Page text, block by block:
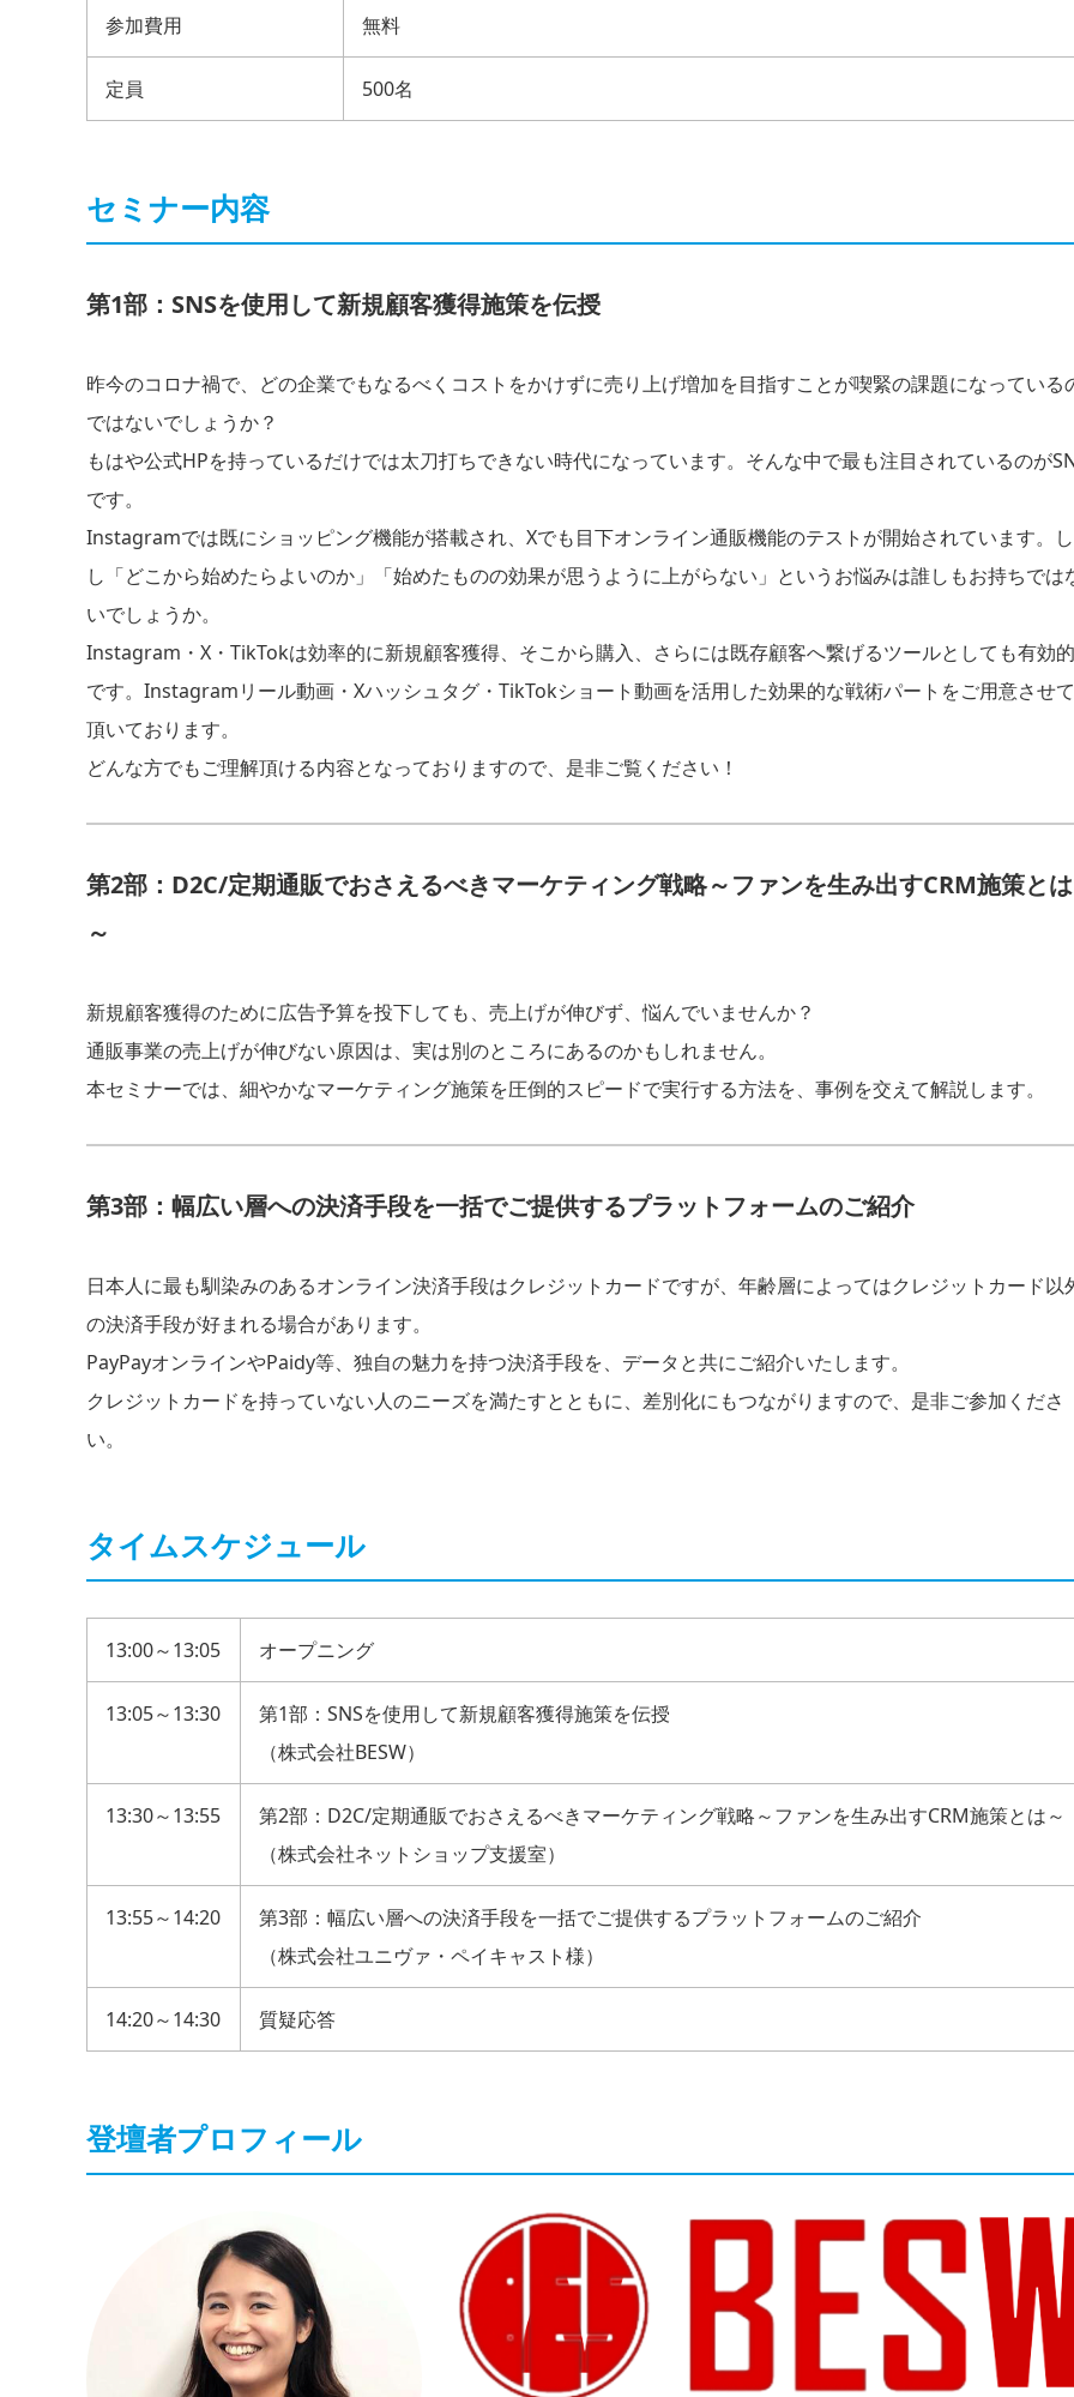
参加費用 無料
定員 500名
セミナー内容
第1部：SNSを使用して新規顧客獲得施策を伝授
昨今のコロナ禍で、どの企業でもなるべくコストをかけずに売り上げ増加を目指すことが喫緊の課題になっている
ではないでしょうか？
もはや公式HPを持っているだけでは太刀打ちできない時代になっています。そんな中で最も注目されているのが
です。
Instagramでは既にショッピング機能が搭載され、Xでも目下オンライン通販機能のテストが開始されています。
し「どこから始めたらよいのか」「始めたものの効果が思うように上がらない」というお悩みは誰しもお持ちでは
いでしょうか。
Instagram・X・TikTokは効率的に新規顧客獲得、そこから購入、さらには既存顧客へ繋げるツールとしても有効的
です。Instagramリール動画・Xハッシュタグ・TikTokショート動画を活用した効果的な戦術パートをご用意させて
頂いております。
どんな方でもご理解頂ける内容となっておりますので、是非ご覧ください！
第2部：D2C/定期通販でおさえるべきマーケティング戦略～ファンを生み出すCRM施策とは
～
新規顧客獲得のために広告予算を投下しても、売上げが伸びず、悩んでいませんか？
通販事業の売上げが伸びない原因は、実は別のところにあるのかもしれません。
本セミナーでは、細やかなマーケティング施策を圧倒的スピードで実行する方法を、事例を交えて解説します。
第3部：幅広い層への決済手段を一括でご提供するプラットフォームのご紹介
日本人に最も馴染みのあるオンライン決済手段はクレジットカードですが、年齢層によってはクレジットカード以
の決済手段が好まれる場合があります。
PayPayオンラインやPaidy等、独自の魅力を持つ決済手段を、データと共にご紹介いたします。
クレジットカードを持っていない人のニーズを満たすとともに、差別化にもつながりますので、是非ご参加くださ
い。
タイムスケジュール
13:00～13:05 オープニング
13:05～13:30
第1部：SNSを使用して新規顧客獲得施策を伝授
（株式会社BESW）
13:30～13:55
第2部：D2C/定期通販でおさえるべきマーケティング戦略～ファンを生み出すCRM施策とは～
（株式会社ネットショップ支援室）
13:55～14:20
第3部：幅広い層への決済手段を一括でご提供するプラットフォームのご紹介
（株式会社ユニヴァ・ペイキャスト様）
14:20～14:30 質疑応答
登壇者プロフィール